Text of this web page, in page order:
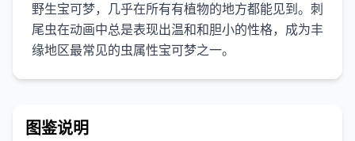
野生宝可梦，几乎在所有有植物的地方都能见到。刺
尾虫在动画中总是表现出温和和胆小的性格，成为丰
图鉴说明